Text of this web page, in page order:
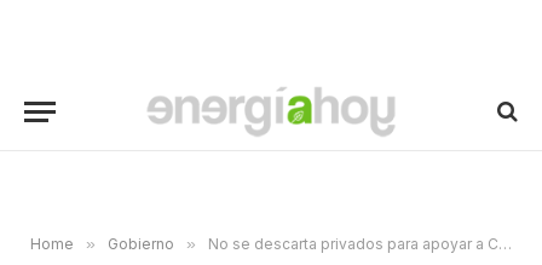
Home » Gobierno » No se descarta privados para apoyar a CFE y Pemex; se evalúan esquemas: Asesor de AMLO